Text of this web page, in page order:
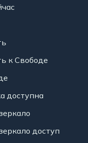
к Свободе
доступна
доступ